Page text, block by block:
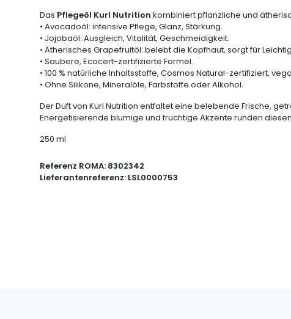
Das Pflegeöl Kurl Nutrition kombiniert pflanzliche und
• Avocadoöl: intensive Pflege, Glanz, Stärkung.
• Jojobaöl: Ausgleich, Vitalität, Geschmeidigkeit.
• Ätherisches Grapefruitöl: belebt die Kopfhaut, sorgt für
• Saubere, Ecocert-zertifizierte Formel.
• 100 % natürliche Inhaltsstoffe, Cosmos Natural-zertifiziert,
• Ohne Silikone, Mineralöle, Farbstoffe oder Alkohol.
Der Duft von Kurl Nutrition entfaltet eine belebende Frische,
Energetisierende blumige und fruchtige Akzente runden
250 ml
Referenz ROMA: 8302342
Lieferantenreferenz: LSL0000753